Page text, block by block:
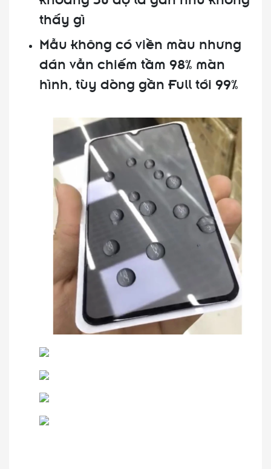
thấy gì
Mẫu không có viền màu nhưng
dán vẫn chiếm tầm 98% màn
hình, tùy dòng gần Full tới 99%